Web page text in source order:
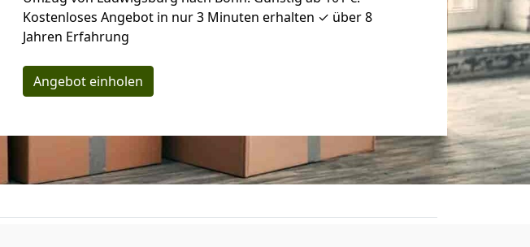
Kostenloses Angebot in nur 3 Minuten erhalten ✓ über 8
Jahren Erfahrung
Angebot einholen